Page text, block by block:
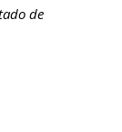
de